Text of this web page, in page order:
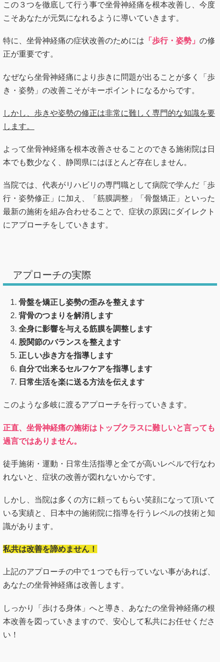
この３つを徹底して行う事で坐骨神経痛を根本改善し、今度
こそあなたが元気になれるように導いていきます。
特に、坐骨神経痛の症状改善のためには 「歩行・姿勢」 の修
正が重要です。
なぜなら坐骨神経痛により歩きに問題が出ることが多く「歩
き・姿勢」の改善こそがキーポイントになるからです。
しかし、歩きや姿勢の修正は非常に難しく専門的な知識を要
します。
よって坐骨神経痛を根本改善させることのできる施術院は日
本でも数少なく、静岡県にはほとんど存在しません。
当院では、代表がリハビリの専門職として病院で学んだ「歩
行・姿勢修正」に加え、「筋膜調整」「骨盤矯正」といった
最新の施術を組み合わせることで、症状の原因にダイレクト
にアプローチをしていきます。
アプローチの実際
骨盤を矯正し姿勢の歪みを整えます
背骨のつまりを解消します
全身に影響を与える筋膜を調整します
股関節のバランスを整えます
正しい歩き方を指導します
自分で出来るセルフケアを指導します
日常生活を楽に送る方法を伝えます
このような多岐に渡るアプローチを行っていきます。
正直、坐骨神経痛の施術はトップクラスに難しいと言っても
過言ではありません。
徒手施術・運動・日常生活指導と全てが高いレベルで行なわ
れないと、症状の改善が図れないからです。
しかし、当院は多くの方に頼ってもらい笑顔になって頂いて
いる実績と、日本中の施術院に指導を行うレベルの技術と知
識があります。
私共は改善を諦めません！
上記のアプローチの中で１つでも行っていない事があれば、
あなたの坐骨神経痛は改善します。
しっかり「歩ける身体」へと導き、あなたの坐骨神経痛の根
本改善を図っていきますので、安心して私共にお任せくださ
い！